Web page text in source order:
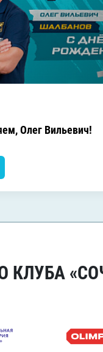
Олег Вильевич!